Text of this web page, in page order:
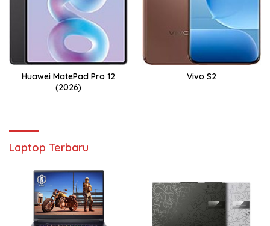
Huawei MatePad Pro 12
(2026)
Vivo S2
Laptop Terbaru